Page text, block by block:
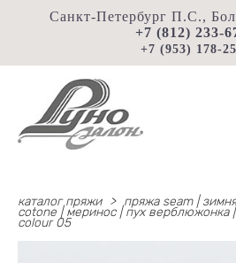
Санкт-Петербург П.С.,
+7 (812) 233-
+7 (953) 178-
каталог пряжи > пряжа seam |
cotone | меринос | пух верблюжонка
colour 05